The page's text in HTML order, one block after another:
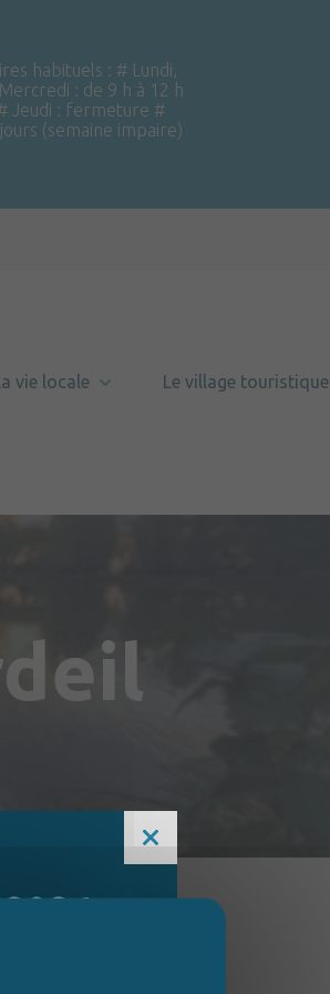
habituels : # Lundi,
: de 9 h à 12 h
Jeudi : fermeture #
(semaine impaire)
vie locale Le village touristique